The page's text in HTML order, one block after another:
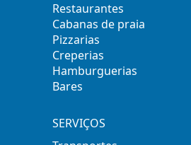
Restaurantes
Cabanas de praia
Pizzarias
Creperias
Hamburguerias
Bares
SERVIÇOS